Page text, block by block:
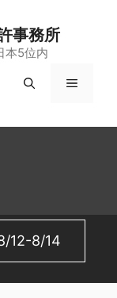
事務所
本5位内
メ
12-8/14